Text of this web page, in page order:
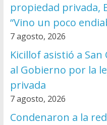
propiedad privada,
“Vino un poco
7 agosto, 2026
Kicillof asistió a
al Gobierno por la
privada
7 agosto, 2026
Condenaron a la